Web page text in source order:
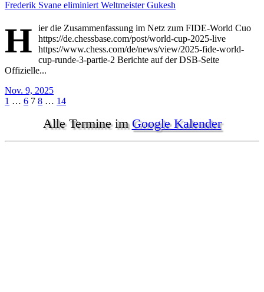
Frederik Svane eliminiert Weltmeister Gukesh
H
ier die Zusammenfassung im Netz zum FIDE-World Cuo
https://de.chessbase.com/post/world-cup-2025-live
https://www.chess.com/de/news/view/2025-fide-world-
cup-runde-3-partie-2 Berichte auf der DSB-Seite
Offizielle...
Nov. 9, 2025
Seitennummerierung
Beiträge
1 … 6 7 8 … 14
Alle Termine im Google Kalender